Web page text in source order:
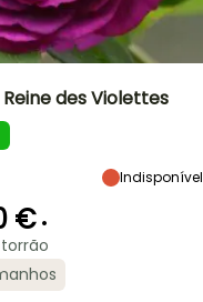
maturidade
sombra
razoável de
plantação
des Violettes
Indisponível
€ •